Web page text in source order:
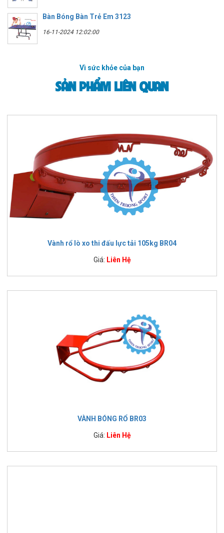
Bàn Bóng Bàn Trẻ Em 3123
16-11-2024 12:02:00
Vì sức khỏe của bạn
SẢN PHẨM LIÊN QUAN
Vành rổ lò xo thi đấu lực tải 105kg BR04
Giá: Liên Hệ
VÀNH BÓNG RỔ BR03
Giá: Liên Hệ